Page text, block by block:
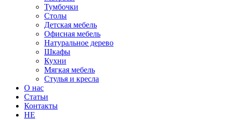
Тумбочки
Столы
Детская мебель
Офисная мебель
Натуральное дерево
Шкафы
Кухни
Мягкая мебель
Стулья и кресла
О нас
Статьи
Контакты
HE